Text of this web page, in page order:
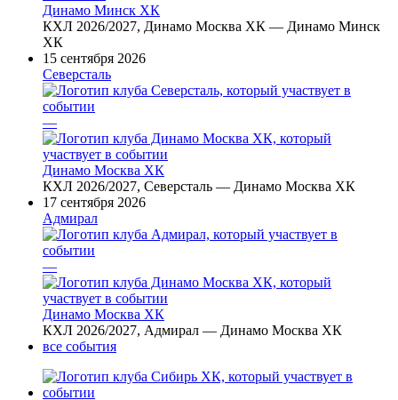
Динамо Минск ХК
КХЛ 2026/2027, Динамо Москва ХК — Динамо Минск
ХК
15 сентября 2026
Северсталь
—
Динамо Москва ХК
КХЛ 2026/2027, Северсталь — Динамо Москва ХК
17 сентября 2026
Адмирал
—
Динамо Москва ХК
КХЛ 2026/2027, Адмирал — Динамо Москва ХК
все события